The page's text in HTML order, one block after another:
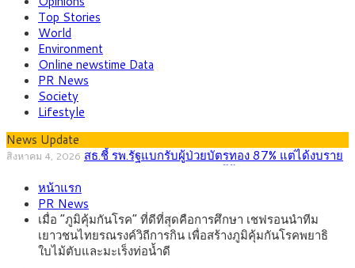
Top Stories
World
Environment
Online newstime Data
PR News
Society
Lifestyle
News Update
สิงหาคม 4, 2026 สธ.ชี้ รพ.รัฐแบกรับผู้ป่วยบัตรทอง 87% แต่ได้งบราย
จริง
33.00-33.60 ติดตามข้อมูลจ้างงานสหรัฐฯ
สิงหาคม 1, 2026
หน้า 5 ยุทธศาสตร์ รื้อโครงสร้างเศรษฐกิจ ดันไทยโตเต็มศักยภาพ
กรกฎาคม 27, 2026
ลายการ์ตูน กรมศุลกากร เตือนผู้ปกครองเฝ้าระวัง หลังยึดล็อตใหญ่
จากเยอรมนี
กรกฎาคม 27, 2026 กรุงศรี คาดเงินบาทสัปดาห์นี้ (27–31 ก.ค.
2569) ซื้อขายในกรอบ 33.40-34.00 มองเฟดคงดอกเบี้ย
สิงหาคม 5, 2026 ครม.ไฟเขียวหลักการ ร่าง พ.ร.ฎ. เปิดทาง รฟม.เดิน
หน้ารถไฟฟ้าสงขลา โมโนเรล 12.54 กม. เชื่อมเมืองหาดใหญ่
หน้าแรก
PR News
เมื่อ “ภูมิคุ้มกันโรค” ที่ดีที่สุดคือการศึกษา เชฟรอนนำทีม
เยาวชนไทยรณรงค์วิถีการกิน เพื่อสร้างภูมิคุ้มกันโรคพยาธิ
ใบไม้ตับและมะเร็งท่อน้ำดี